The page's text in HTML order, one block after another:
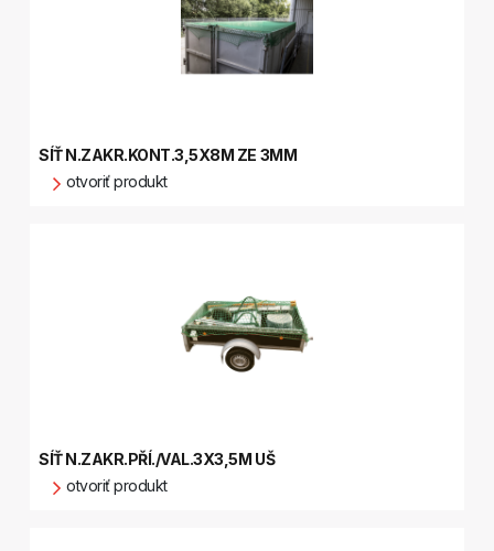
SÍŤ N.ZAKR.KONT.3,5X8M ZE 3MM
otvoriť produkt
SÍŤ N.ZAKR.PŘÍ./VAL.3X3,5M UŠ
otvoriť produkt